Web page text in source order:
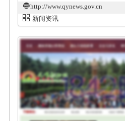
http://www.qynews.gov.cn
新闻资讯